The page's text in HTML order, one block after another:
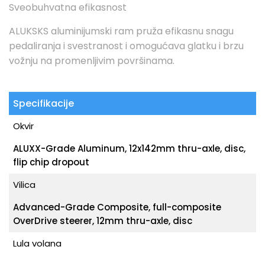
Sveobuhvatna efikasnost
ALUKSKS aluminijumski ram pruža efikasnu snagu
pedaliranja i svestranost i omogućava glatku i brzu
vožnju na promenljivim površinama.
Specifikacije
Okvir
ALUXX-Grade Aluminum, 12x142mm thru-axle, disc,
flip chip dropout
Vilica
Advanced-Grade Composite, full-composite
OverDrive steerer, 12mm thru-axle, disc
Lula volana